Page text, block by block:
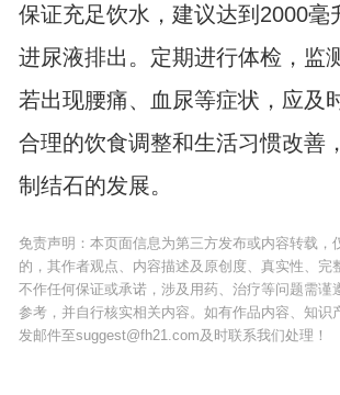
保证充足饮水，建议达到2000毫
进尿液排出。定期进行体检，监
若出现腰痛、血尿等症状，应及
合理的饮食调整和生活习惯改善
制结石的发展。
免责声明：本页面信息为第三方发布或内容转载，
的，其作者观点、内容描述及原创度、真实性、完
不作任何保证或承诺，涉及用药、治疗等问题需谨
参考，并自行核实相关内容。如有作品内容、知识
发邮件至suggest@fh21.com及时联系我们处理！